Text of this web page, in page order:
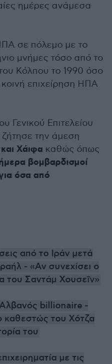
ημέρες ανάμεσα
σε πόλεμο με το
μνήμες τόσο από το
Κόλπου το 1990 όσο
επιχείρηση ΗΠΑ
Γενικού Επιτελείου
την άμεση
Χάιφα καθώς όπως
βομβαρδισμοί
όσα από
από το Ιράν μετά
- «Αν συνεχίσει ο
του Σαντάμ Χουσεΐν»
billionaire -
του Χότζα
του
με τις